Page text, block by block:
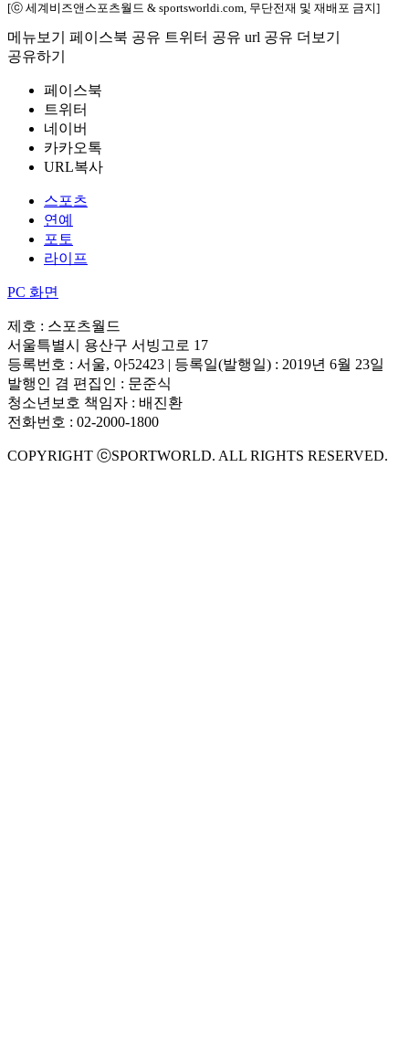
[ⓒ 세계비즈앤스포츠월드 & sportsworldi.com, 무단전재 및 재배포 금지]
메뉴보기 페이스북 공유 트위터 공유 url 공유 더보기
공유하기
페이스북
트위터
네이버
카카오톡
URL복사
스포츠
연예
포토
라이프
PC 화면
제호 : 스포츠월드
서울특별시 용산구 서빙고로 17
등록번호 : 서울, 아52423 | 등록일(발행일) : 2019년 6월 23일
발행인 겸 편집인 : 문준식
청소년보호 책임자 : 배진환
전화번호 : 02-2000-1800
COPYRIGHT ⓒSPORTWORLD. ALL RIGHTS RESERVED.